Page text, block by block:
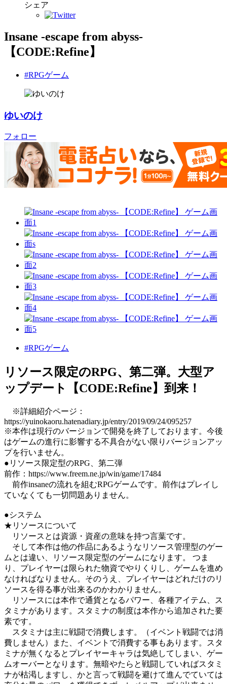
シェア
Insane -escape from abyss-
【CODE:Refine】
#RPGゲーム
ゆいのけ
フォロー
#RPGゲーム
リソース限定のRPG、第二弾。大型ア
ップデート【CODE:Refine】到来！
※詳細紹介ページ：
https://yuinokaoru.hatenadiary.jp/entry/2019/09/24/095257
※本作は現行のバージョンで開発を終了しております。今後
はゲームの進行に影響する不具合がない限りバージョンアッ
プを行いません。
●リソース限定型のRPG、第二弾
前作：https://www.freem.ne.jp/win/game/17484
前作insaneの流れを組むRPGゲームです。前作はプレイし
ていなくても一切問題ありません。
●システム
★リソースについて
リソースとは資源・資産の意味を持つ言葉です。
そして本作は他の作品にあるようなリソース管理型のゲー
ムとは違い、リソース限定型のゲームになります。 つま
り、プレイヤーは限られた物資でやりくりし、ゲームを進め
なければなりません。そのうえ、プレイヤーはどれだけのリ
ソースを得る事が出来るのかわかりません。
リソースには本作で通貨となるパワー、各種アイテム、ス
タミナがあります。スタミナの制度は本作から追加された要
素です。
スタミナは主に戦闘で消費します。（イベント戦闘では消
費しません）また、イベントで消費する事もあります。スタ
ミナが無くなるとプレイヤーキャラは気絶してしまい、ゲー
ムオーバーとなります。無暗やたらと戦闘していればスタミ
ナが枯渇しますし、かと言って戦闘を避けて進んでていては